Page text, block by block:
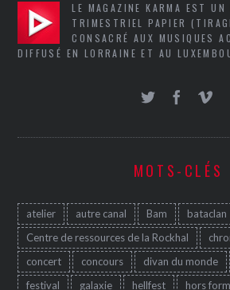
LE MAGAZINE KARMA EST UN
TRIMESTRIEL PAPIER
CONSACRÉ AUX MUSIQUES
DIFFUSÉ EN LORRAINE ET AU
MOTS-CLÉS
atelier autre canal Bam bataclan
Centre de ressources de la Rockhal
concert
concours divan du monde
festival
galaxie hellfest hors